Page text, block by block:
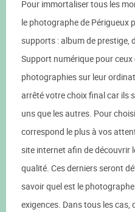
Pour immortaliser tous les
le photographe de Périgueux
supports : album de prestige,
Support numérique pour
photographies sur leur
arrêté votre choix final car ils
uns que les autres. Pour
correspond le plus à vos
site internet afin de découvrir
qualité. Ces derniers seront
savoir quel est le
exigences. Dans tous les cas,